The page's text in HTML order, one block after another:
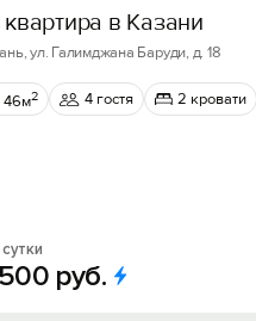
квартира в Казани
ул. Галимджана Баруди, д. 18
46м2 4 гостя 2 кровати
сутки
500 руб.